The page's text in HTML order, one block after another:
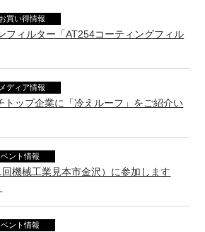
お買い得情報
ィルター「AT254コーティングフィル
メディア情報
トップ企業に「冷えルーフ」をご紹介い
ベント情報
機械工業見本市金沢）に参加します
ベント情報